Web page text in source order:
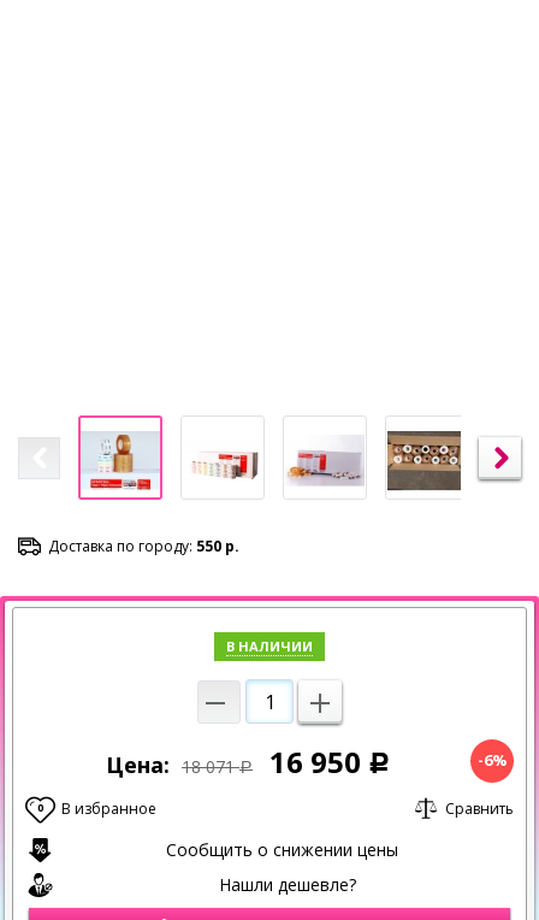
Доставка по городу: 550 р.
В НАЛИЧИИ
Цена: 18 071 Р 16 950 Р -6%
0 В избранное Сравнить
Сообщить о снижении цены
Нашли дешевле?